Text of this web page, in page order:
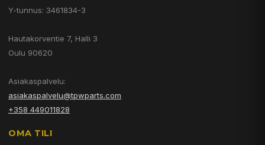
Y-tunnus: 3461834-3
Hautakorventie 7, Halli 3
Oulu 90620
Asiakaspalvelu:
asiakaspalvelu@tpwparts.com
+358 449011828
OMA TILI